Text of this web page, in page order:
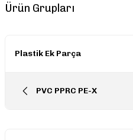
Ürün Grupları
Plastik Ek Parça
PVC PPRC PE-X